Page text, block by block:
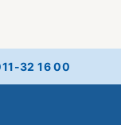
32 16 00